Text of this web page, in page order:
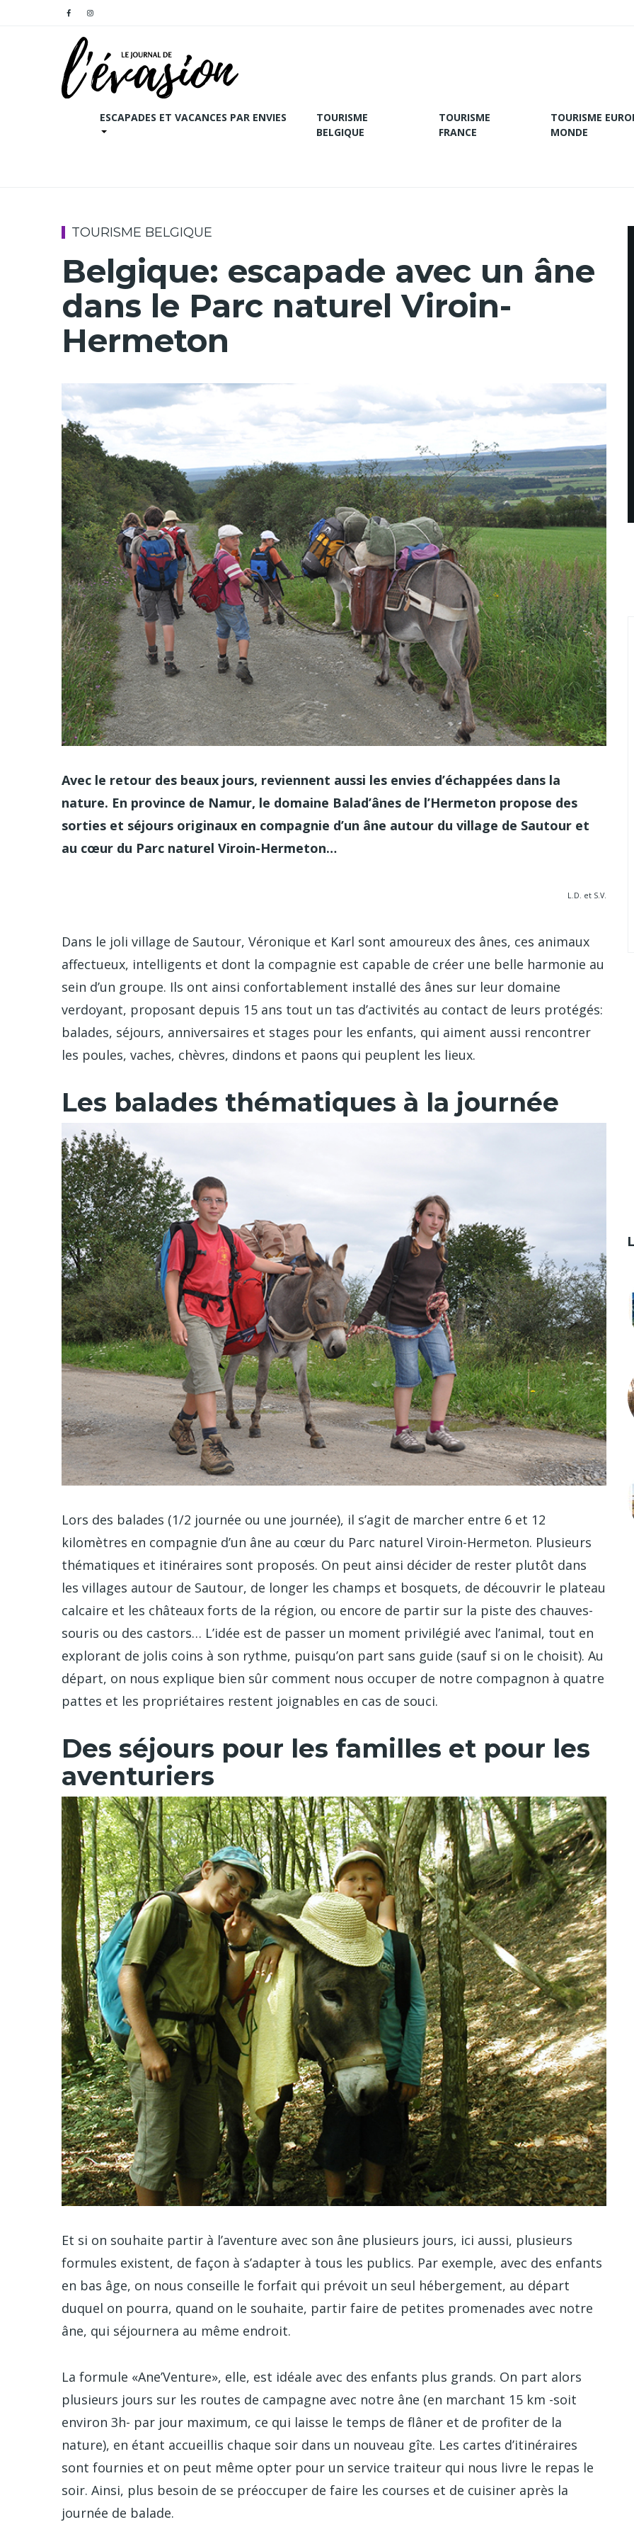
ESCAPADES ET VACANCES PAR ENVIES
TOURISME
BELGIQUE
TOURISME
FRANCE
TOURISME
MONDE
TOURISME BELGIQUE
Belgique: escapade avec un âne
dans le Parc naturel Viroin-
Hermeton
Avec le retour des beaux jours, reviennent aussi les envies d’échappées dans la
nature. En province de Namur, le domaine Balad’ânes de l’Hermeton propose des
sorties et séjours originaux en compagnie d’un âne autour du village de Sautour et
au cœur du Parc naturel Viroin-Hermeton…
L.D. et S.V.
Dans le joli village de Sautour, Véronique et Karl sont amoureux des ânes, ces animaux
affectueux, intelligents et dont la compagnie est capable de créer une belle harmonie au
sein d’un groupe. Ils ont ainsi confortablement installé des ânes sur leur domaine
verdoyant, proposant depuis 15 ans tout un tas d’activités au contact de leurs protégés:
balades, séjours, anniversaires et stages pour les enfants, qui aiment aussi rencontrer
les poules, vaches, chèvres, dindons et paons qui peuplent les lieux.
Les balades thématiques à la journée
Lors des balades (1/2 journée ou une journée), il s’agit de marcher entre 6 et 12
kilomètres en compagnie d’un âne au cœur du Parc naturel Viroin-Hermeton. Plusieurs
thématiques et itinéraires sont proposés. On peut ainsi décider de rester plutôt dans
les villages autour de Sautour, de longer les champs et bosquets, de découvrir le plateau
calcaire et les châteaux forts de la région, ou encore de partir sur la piste des chauves-
souris ou des castors… L’idée est de passer un moment privilégié avec l’animal, tout en
explorant de jolis coins à son rythme, puisqu’on part sans guide (sauf si on le choisit). Au
départ, on nous explique bien sûr comment nous occuper de notre compagnon à quatre
pattes et les propriétaires restent joignables en cas de souci.
Des séjours pour les familles et pour les
aventuriers
Et si on souhaite partir à l’aventure avec son âne plusieurs jours, ici aussi, plusieurs
formules existent, de façon à s’adapter à tous les publics. Par exemple, avec des enfants
en bas âge, on nous conseille le forfait qui prévoit un seul hébergement, au départ
duquel on pourra, quand on le souhaite, partir faire de petites promenades avec notre
âne, qui séjournera au même endroit.
La formule «Ane’Venture», elle, est idéale avec des enfants plus grands. On part alors
plusieurs jours sur les routes de campagne avec notre âne (en marchant 15 km -soit
environ 3h- par jour maximum, ce qui laisse le temps de flâner et de profiter de la
nature), en étant accueillis chaque soir dans un nouveau gîte. Les cartes d’itinéraires
sont fournies et on peut même opter pour un service traiteur qui nous livre le repas le
soir. Ainsi, plus besoin de se préoccuper de faire les courses et de cuisiner après la
journée de balade.